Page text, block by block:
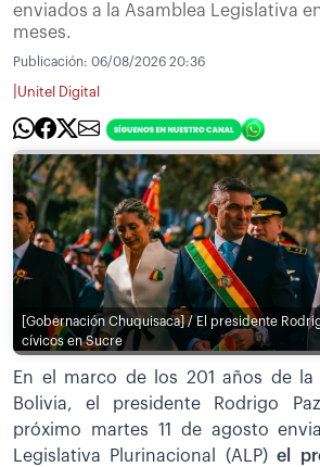
enviados a la Asamblea Legislativa
meses.
Publicación: 06/08/2026 20:36
Unitel Digital
[Gobernación Chuquisaca] / El presidente
cívicos en Sucre
En el marco de los 201 años de la
Bolivia, el presidente Rodrigo
próximo martes 11 de agosto
Legislativa Plurinacional (ALP)el